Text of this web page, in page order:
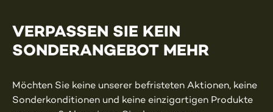
VERPASSEN SIE KEIN
SONDERANGEBOT MEHR
Möchten Sie keine unserer befristeten Aktionen, keine
Sonderkonditionen und keine einzigartigen Produkte